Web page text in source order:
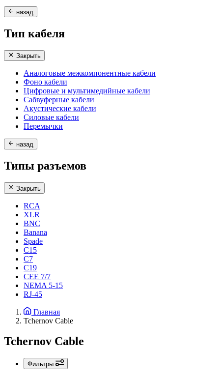
назад
Тип кабеля
Закрыть
Аналоговые межкомпонентные кабели
Фоно кабели
Цифровые и мультимедийные кабели
Сабвуферные кабели
Акустические кабели
Силовые кабели
Перемычки
назад
Типы разъемов
Закрыть
RCA
XLR
BNC
Banana
Spade
C15
С7
C19
CEE 7/7
NEMA 5-15
RJ-45
Главная
Tchernov Cable
Tchernov Cable
Фильтры